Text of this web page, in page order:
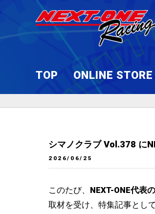
TOP ONLINE STORE
フレーム＆パーツリスト
シマノクラブ Vol.378 に
2026/06/25
このたび、 NEXT-ONE代表
取材を受け、特集記事とし